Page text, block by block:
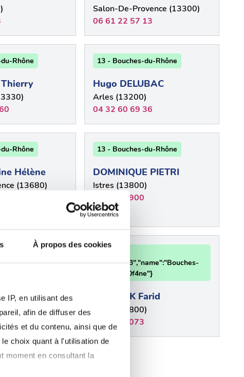
À propos des cookies
IP, en utilisant des
afin de diffuser des
et du contenu, ainsi que de
choix quant à l'utilisation de
moment en consultant la
Salon-De-Provence (13300)
06 61 22 57 13
Rhône
Thierry
13 - Bouches-du-Rhône
Hugo DELUBAC
Arles (13200)
04 32 60 69 36
Rhône
Hélène
(13680)
13 - Bouches-du-Rhône
DOMINIQUE PIETRI
Istres (13800)
0130571900
{"num":"13","name":"Bouches-
du-Rh\u00f4ne"}
BULLOCK Farid
Istres (13800)
0490557073
plus